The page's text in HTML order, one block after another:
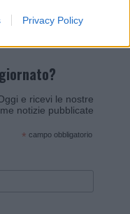
Privacy Policy
e ricevi le nostre
notizie pubblicate
* campo obbligatorio